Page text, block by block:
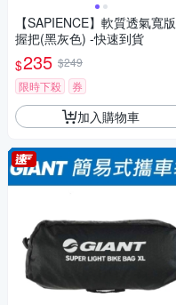
【SAPIENCE】軟質透氣寬版
握把(黑灰色) -快速到貨
$235 $249
限時下殺
券
加入購物車